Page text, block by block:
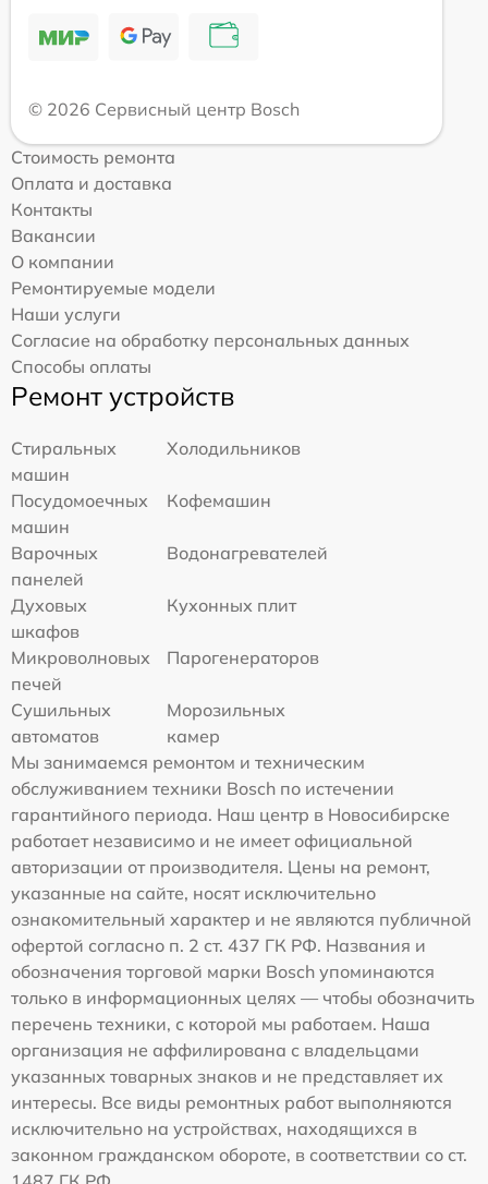
© 2026 Сервисный центр Bosch
Стоимость ремонта
Оплата и доставка
Контакты
Вакансии
О компании
Ремонтируемые модели
Наши услуги
Согласие на обработку персональных данных
Способы оплаты
Ремонт устройств
Стиральных
машин
Холодильников
Посудомоечных
машин
Кофемашин
Варочных
панелей
Водонагревателей
Духовых
шкафов
Кухонных плит
Микроволновых
печей
Парогенераторов
Сушильных
автоматов
Морозильных
камер
Мы занимаемся ремонтом и техническим
обслуживанием техники Bosch по истечении
гарантийного периода. Наш центр в Новосибирске
работает независимо и не имеет официальной
авторизации от производителя. Цены на ремонт,
указанные на сайте, носят исключительно
ознакомительный характер и не являются публичной
офертой согласно п. 2 ст. 437 ГК РФ. Названия и
обозначения торговой марки Bosch упоминаются
только в информационных целях — чтобы обозначить
перечень техники, с которой мы работаем. Наша
организация не аффилирована с владельцами
указанных товарных знаков и не представляет их
интересы. Все виды ремонтных работ выполняются
исключительно на устройствах, находящихся в
законном гражданском обороте, в соответствии со ст.